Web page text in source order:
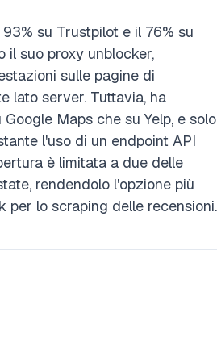
su Trustpilot e il 76% su
il suo proxy unblocker,
sulle pagine di
lato server. Tuttavia, ha
Maps che su Yelp, e solo
l'uso di un endpoint API
è limitata a due delle
rendendolo l'opzione più
per lo scraping delle recensioni.